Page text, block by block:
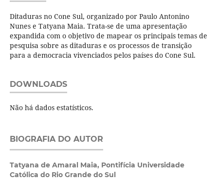
Ditaduras no Cone Sul, organizado por Paulo Antonino
Nunes e Tatyana Maia. Trata-se de uma apresentação
expandida com o objetivo de mapear os principais temas de
pesquisa sobre as ditaduras e os processos de transição
para a democracia vivenciados pelos países do Cone Sul.
DOWNLOADS
Não há dados estatísticos.
BIOGRAFIA DO AUTOR
Tatyana de Amaral Maia, Pontifícia Universidade
Católica do Rio Grande do Sul